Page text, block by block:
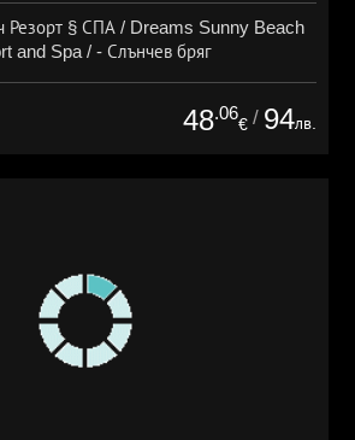
Резорт § СПА / Dreams Sunny Beach
and Spa / - Слънчев бряг
48.06
€ / 94лв.